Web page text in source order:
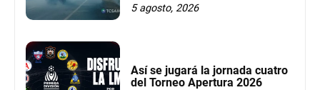
5 agosto, 2026
Así se jugará la jornada cuatro
del Torneo Apertura 2026